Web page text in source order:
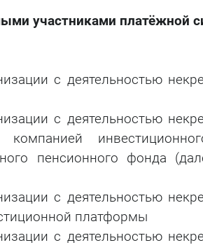
участниками платёжной
с деятельностью
с деятельностью
пенсионного фонда
с деятельностью
платформы
с деятельностью